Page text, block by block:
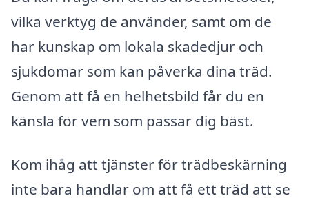
vilka verktyg de använder, samt om de
har kunskap om lokala skadedjur och
sjukdomar som kan påverka dina träd.
Genom att få en helhetsbild får du en
känsla för vem som passar dig bäst.
Kom ihåg att tjänster för trädbeskärning
inte bara handlar om att få ett träd att se